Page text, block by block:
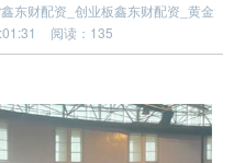
东财配资_创业板鑫东财配资_黄金
阅读：135